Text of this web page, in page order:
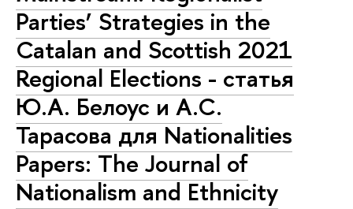
Parties’ Strategies in the
Catalan and Scottish 2021
Regional Elections - статья
Ю.А. Белоус и А.С.
Тарасова для Nationalities
Papers: The Journal of
Nationalism and Ethnicity